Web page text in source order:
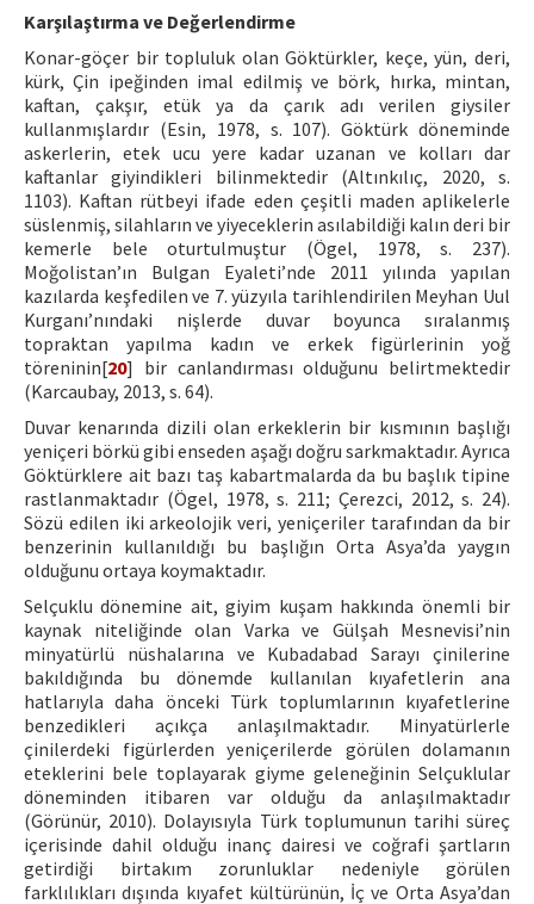
Karşılaştırma ve Değerlendirme
Konar-göçer bir topluluk olan Göktürkler, keçe, yün, deri,
kürk, Çin ipeğinden imal edilmiş ve börk, hırka, mintan,
kaftan, çakşır, etük ya da çarık adı verilen giysiler
kullanmışlardır (Esin, 1978, s. 107). Göktürk döneminde
askerlerin, etek ucu yere kadar uzanan ve kolları dar
kaftanlar giyindikleri bilinmektedir (Altınkılıç, 2020, s.
1103). Kaftan rütbeyi ifade eden çeşitli maden aplikelerle
süslenmiş, silahların ve yiyeceklerin asılabildiği kalın deri bir
kemerle bele oturtulmuştur (Ögel, 1978, s. 237).
Moğolistan’ın Bulgan Eyaleti’nde 2011 yılında yapılan
kazılarda keşfedilen ve 7. yüzyıla tarihlendirilen Meyhan Uul
Kurganı’nındaki nişlerde duvar boyunca sıralanmış
topraktan yapılma kadın ve erkek figürlerinin yoğ
töreninin[20] bir canlandırması olduğunu belirtmektedir
(Karcaubay, 2013, s. 64).
Duvar kenarında dizili olan erkeklerin bir kısmının başlığı
yeniçeri börkü gibi enseden aşağı doğru sarkmaktadır. Ayrıca
Göktürklere ait bazı taş kabartmalarda da bu başlık tipine
rastlanmaktadır (Ögel, 1978, s. 211; Çerezci, 2012, s. 24).
Sözü edilen iki arkeolojik veri, yeniçeriler tarafından da bir
benzerinin kullanıldığı bu başlığın Orta Asya’da yaygın
olduğunu ortaya koymaktadır.
Selçuklu dönemine ait, giyim kuşam hakkında önemli bir
kaynak niteliğinde olan Varka ve Gülşah Mesnevisi’nin
minyatürlü nüshalarına ve Kubadabad Sarayı çinilerine
bakıldığında bu dönemde kullanılan kıyafetlerin ana
hatlarıyla daha önceki Türk toplumlarının kıyafetlerine
benzedikleri açıkça anlaşılmaktadır. Minyatürlerle
çinilerdeki figürlerden yeniçerilerde görülen dolamanın
eteklerini bele toplayarak giyme geleneğinin Selçuklular
döneminden itibaren var olduğu da anlaşılmaktadır
(Görünür, 2010). Dolayısıyla Türk toplumunun tarihi süreç
içerisinde dahil olduğu inanç dairesi ve coğrafi şartların
getirdiği birtakım zorunluklar nedeniyle görülen
farklılıkları dışında kıyafet kültürünün, İç ve Orta Asya’dan